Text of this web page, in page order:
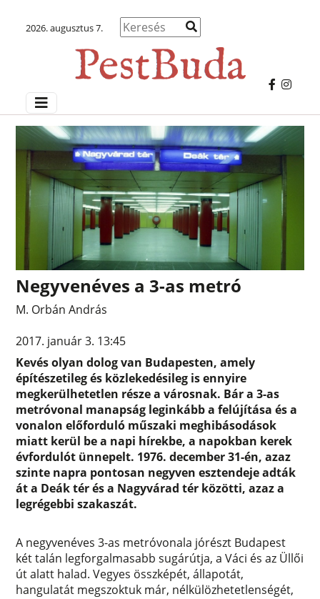
2026. augusztus 7.
Negyvenéves a 3-as metró
M. Orbán András
2017. január 3. 13:45
Kevés olyan dolog van Budapesten, amely
építészetileg és közlekedésileg is ennyire
megkerülhetetlen része a városnak. Bár a 3-as
metróvonal manapság leginkább a felújítása és a
vonalon előforduló műszaki meghibásodások
miatt kerül be a napi hírekbe, a napokban kerek
évfordulót ünnepelt. 1976. december 31-én, azaz
szinte napra pontosan negyven esztendeje adták
át a Deák tér és a Nagyvárad tér közötti, azaz a
legrégebbi szakaszát.
A negyvenéves 3-as metróvonala jórészt Budapest
két talán legforgalmasabb sugárútja, a Váci és az Üllői
út alatt halad. Vegyes összképét, állapotát,
hangulatát megszoktuk már, nélkülözhetetlenségét,